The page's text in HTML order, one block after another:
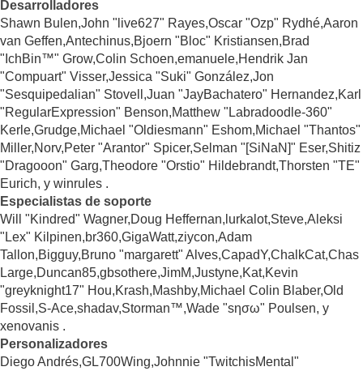
Desarrolladores
Shawn Bulen,John "live627" Rayes,Oscar "Ozp" Rydhé,Aaron
van Geffen,Antechinus,Bjoern "Bloc" Kristiansen,Brad
"IchBin™" Grow,Colin Schoen,emanuele,Hendrik Jan
"Compuart" Visser,Jessica "Suki" González,Jon
"Sesquipedalian" Stovell,Juan "JayBachatero" Hernandez,Karl
"RegularExpression" Benson,Matthew "Labradoodle-360"
Kerle,Grudge,Michael "Oldiesmann" Eshom,Michael "Thantos"
Miller,Norv,Peter "Arantor" Spicer,Selman "[SiNaN]" Eser,Shitiz
"Dragooon" Garg,Theodore "Orstio" Hildebrandt,Thorsten "TE"
Eurich, y winrules .
Especialistas de soporte
Will "Kindred" Wagner,Doug Heffernan,lurkalot,Steve,Aleksi
"Lex" Kilpinen,br360,GigaWatt,ziycon,Adam
Tallon,Bigguy,Bruno "margarett" Alves,CapadY,ChalkCat,Chas
Large,Duncan85,gbsothere,JimM,Justyne,Kat,Kevin
"greyknight17" Hou,Krash,Mashby,Michael Colin Blaber,Old
Fossil,S-Ace,shadav,Storman™,Wade "sησω" Poulsen, y
xenovanis .
Personalizadores
Diego Andrés,GL700Wing,Johnnie "TwitchisMental"